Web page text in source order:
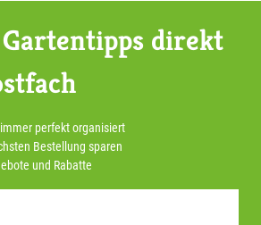
Gartentipps direkt
perfekt organisiert
Bestellung sparen
und Rabatte